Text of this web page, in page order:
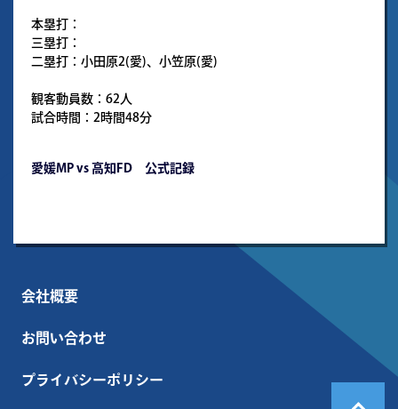
本塁打：
三塁打：
二塁打：小田原2(愛)、小笠原(愛)
観客動員数：62人
試合時間：2時間48分
愛媛MP vs 高知FD 公式記録
会社概要
お問い合わせ
プライバシーポリシー